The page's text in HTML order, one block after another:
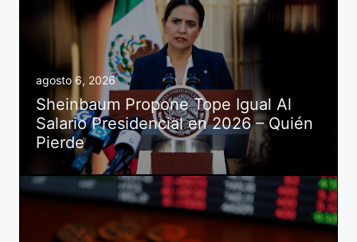
agosto 6, 2026
Sheinbaum Propone Tope Igual Al
Salario Presidencial en 2026 – Quién
Pierde